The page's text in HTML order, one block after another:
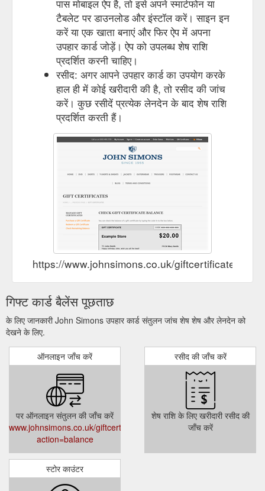
पास मोबाइल ऐप है, तो इसे अपने स्मार्टफोन या
टैबलेट पर डाउनलोड और इंस्टॉल करें। साइन इन
करें या एक खाता बनाएं और फिर ऐप में अपना
उपहार कार्ड जोड़ें। ऐप को उपलब्ध शेष राशि
प्रदर्शित करनी चाहिए।
रसीद: अगर आपने उपहार कार्ड का उपयोग करके
हाल ही में कोई खरीदारी की है, तो रसीद की जांच
करें। कुछ रसीदें प्रत्येक लेनदेन के बाद शेष राशि
प्रदर्शित करती हैं।
https://www.johnsimons.co.uk/
गिफ्ट कार्ड बैलेंस पूछताछ
के लिए जानकारी John Simons उपहार कार्ड संतुलन जांच शेष शेष और लेनदेन को
देखने के लिए.
ऑनलाइन जाँच करें
पर ऑनलाइन संतुलन की जाँच करें
www.johnsimons.co.uk/giftcertificates.php?
action=balance
रसीद की जाँच करें
शेष राशि के लिए खरीदारी रसीद की
जाँच करें
स्टोर काउंटर